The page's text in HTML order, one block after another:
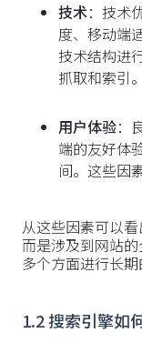
技术：技术
度、移动端
技术结构进
抓取和索引。
用户体验：
端的友好体
间。这些因
从这些因素可以看
而是涉及到网站
多个方面进行长期
1.2 搜索引擎